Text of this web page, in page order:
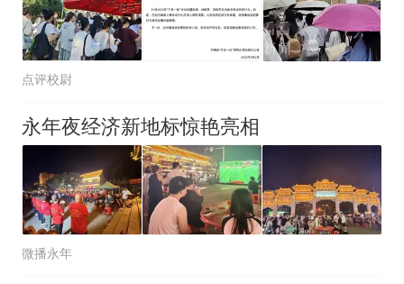
点评校尉
永年夜经济新地标惊艳亮相
微播永年